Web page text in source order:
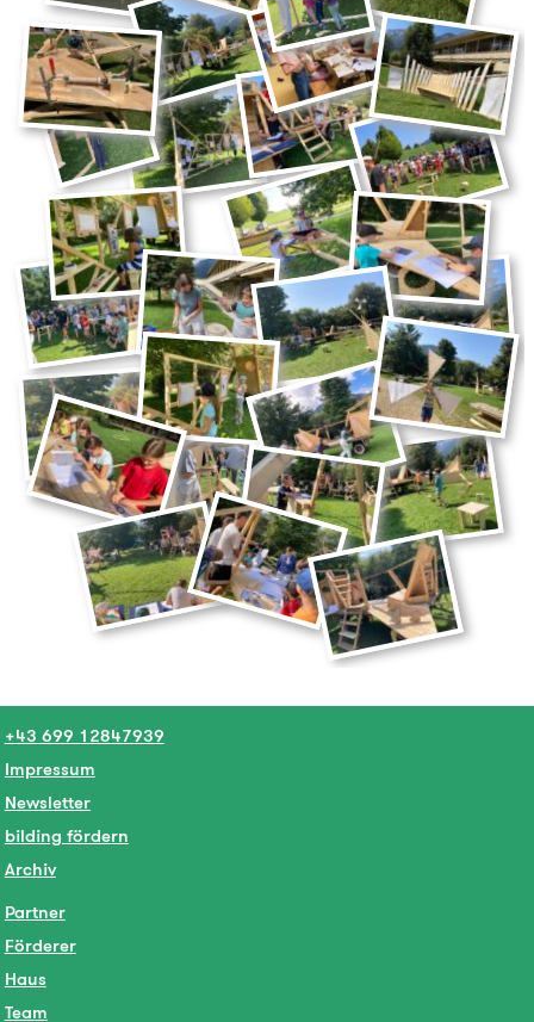
+43 699 12847939
Impressum
Newsletter
bilding fördern
Archiv
Partner
Förderer
Haus
Team